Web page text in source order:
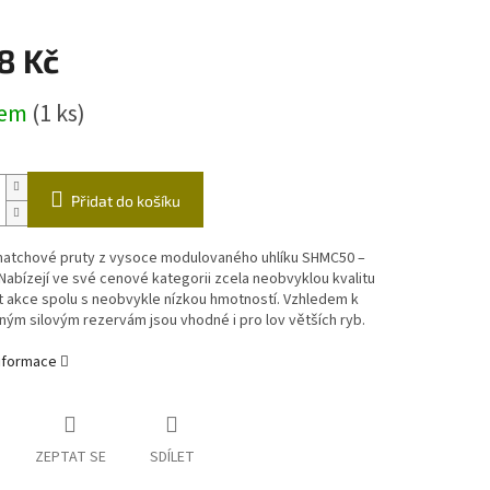
Kč
(1 ks)
Přidat do košíku
pruty z vysoce modulovaného uhlíku SHMC50 –
Nabízejí ve své cenové kategorii zcela neobvyklou kvalitu
akce spolu s neobvykle nízkou hmotností. Vzhledem k
silovým rezervám jsou vhodné i pro lov větších ryb.
ZEPTAT SE SDÍLET